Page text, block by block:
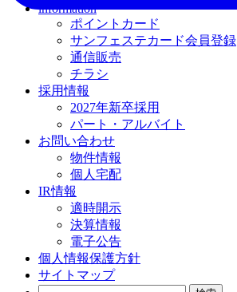
information
ポイントカード
サンフェステカード会員登録
通信販売
チラシ
採用情報
2027年新卒採用
パート・アルバイト
お問い合わせ
物件情報
個人宅配
IR情報
適時開示
決算情報
電子公告
個人情報保護方針
サイトマップ